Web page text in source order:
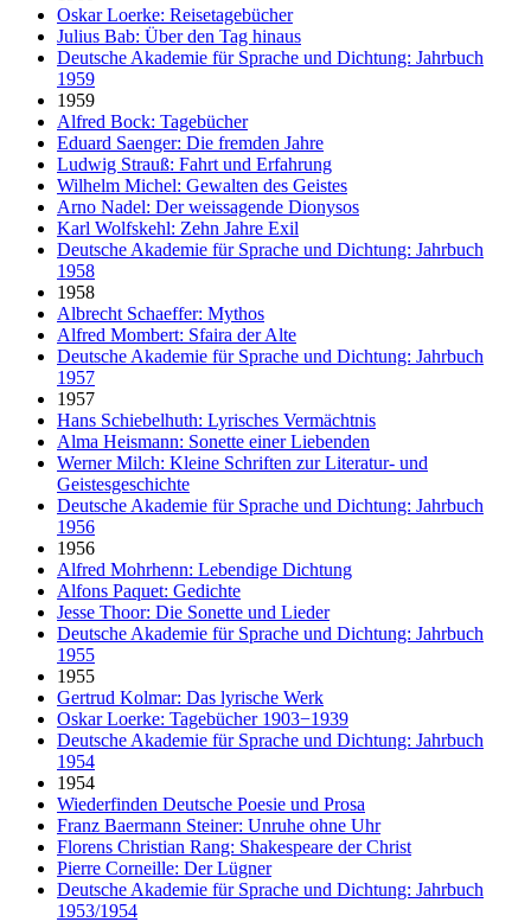
Oskar Loerke: Reisetagebücher
Julius Bab: Über den Tag hinaus
Deutsche Akademie für Sprache und Dichtung: Jahrbuch
1959
1959
Alfred Bock: Tagebücher
Eduard Saenger: Die fremden Jahre
Ludwig Strauß: Fahrt und Erfahrung
Wilhelm Michel: Gewalten des Geistes
Arno Nadel: Der weissagende Dionysos
Karl Wolfskehl: Zehn Jahre Exil
Deutsche Akademie für Sprache und Dichtung: Jahrbuch
1958
1958
Albrecht Schaeffer: Mythos
Alfred Mombert: Sfaira der Alte
Deutsche Akademie für Sprache und Dichtung: Jahrbuch
1957
1957
Hans Schiebelhuth: Lyrisches Vermächtnis
Alma Heismann: Sonette einer Liebenden
Werner Milch: Kleine Schriften zur Literatur- und
Geistesgeschichte
Deutsche Akademie für Sprache und Dichtung: Jahrbuch
1956
1956
Alfred Mohrhenn: Lebendige Dichtung
Alfons Paquet: Gedichte
Jesse Thoor: Die Sonette und Lieder
Deutsche Akademie für Sprache und Dichtung: Jahrbuch
1955
1955
Gertrud Kolmar: Das lyrische Werk
Oskar Loerke: Tagebücher 1903−1939
Deutsche Akademie für Sprache und Dichtung: Jahrbuch
1954
1954
Wiederfinden Deutsche Poesie und Prosa
Franz Baermann Steiner: Unruhe ohne Uhr
Florens Christian Rang: Shakespeare der Christ
Pierre Corneille: Der Lügner
Deutsche Akademie für Sprache und Dichtung: Jahrbuch
1953/1954